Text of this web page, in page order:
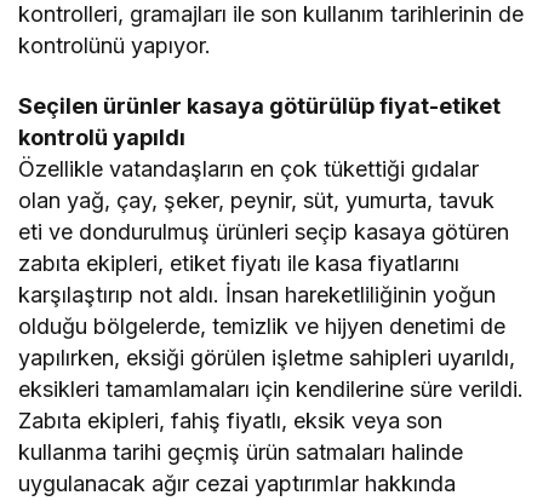
kontrolleri, gramajları ile son kullanım tarihlerinin de
kontrolünü yapıyor.
Seçilen ürünler kasaya götürülüp fiyat-etiket
kontrolü yapıldı
Özellikle vatandaşların en çok tükettiği gıdalar
olan yağ, çay, şeker, peynir, süt, yumurta, tavuk
eti ve dondurulmuş ürünleri seçip kasaya götüren
zabıta ekipleri, etiket fiyatı ile kasa fiyatlarını
karşılaştırıp not aldı. İnsan hareketliliğinin yoğun
olduğu bölgelerde, temizlik ve hijyen denetimi de
yapılırken, eksiği görülen işletme sahipleri uyarıldı,
eksikleri tamamlamaları için kendilerine süre verildi.
Zabıta ekipleri, fahiş fiyatlı, eksik veya son
kullanma tarihi geçmiş ürün satmaları halinde
uygulanacak ağır cezai yaptırımlar hakkında